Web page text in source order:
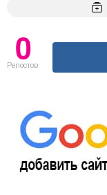
0
Репостов